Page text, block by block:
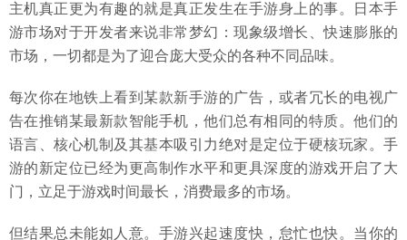
主机真正更为有趣的就是真正发生在手游身上的事。日本手
游市场对于开发者来说非常梦幻：现象级增长、快速膨胀的
市场，一切都是为了迎合庞大受众的各种不同品味。
每次你在地铁上看到某款新手游的广告，或者冗长的电视广
告在推销某最新款智能手机，他们总有相同的特质。他们的
语言、核心机制及其基本吸引力绝对是定位于硬核玩家。手
游的新定位已经为更高制作水平和更具深度的游戏开启了大
门，立足于游戏时间最长，消费最多的市场。
但结果总未能如人意。手游兴起速度快，怠忙也快。当你的